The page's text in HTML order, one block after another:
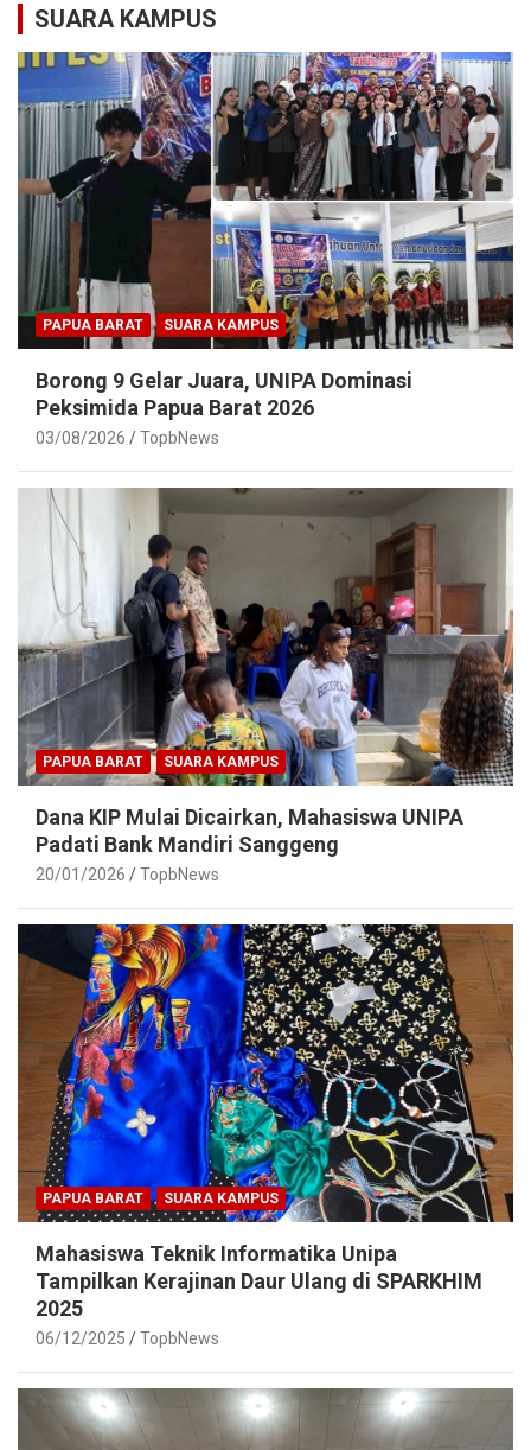
SUARA KAMPUS
PAPUA BARAT SUARA KAMPUS
Borong 9 Gelar Juara, UNIPA Dominasi
Peksimida Papua Barat 2026
03/08/2026 TopbNews
PAPUA BARAT SUARA KAMPUS
Dana KIP Mulai Dicairkan, Mahasiswa UNIPA
Padati Bank Mandiri Sanggeng
20/01/2026 TopbNews
PAPUA BARAT SUARA KAMPUS
Mahasiswa Teknik Informatika Unipa
Tampilkan Kerajinan Daur Ulang di SPARKHIM
2025
06/12/2025 TopbNews